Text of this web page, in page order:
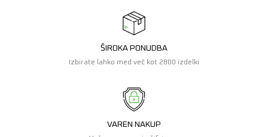
ŠIROKA PONUDBA
Izbirate lahko med več kot 2800 izdelki
VAREN NAKUP